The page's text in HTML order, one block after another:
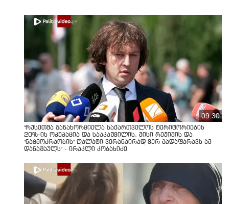
09:30
"რუსეთმა განახორციელა საქართველოს ტერიტორიების
20%-ის ოკუპაცია და სააკაშვილის, მისი რეჟიმის და
"ნაცმოძრაობის" ღალატი ვერანაირად ვერ გადაფარავს ამ
დანაშაულს" - ირაკლი კობახიძე